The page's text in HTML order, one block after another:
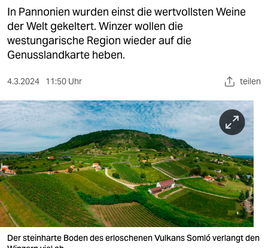
gesellschaft
kultur
sport
berlin
nord
wahrheit
verlag
verlag
veranstaltungen
In Pannonien wurden einst die wertvollsten Weine
der Welt gekeltert. Winzer wollen die
westungarische Region wieder auf die
Genusslandkarte heben.
4.3.2024 11:50 Uhr teilen
Der steinharte Boden des erloschenen Vulkans Somló verlangt den